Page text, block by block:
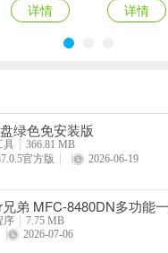
详情
详情
Canon佳能 PowerShot A310 WIA驱动
详情
AMD Mobility Radeon HD 2000/HD 3000/HD 4000/HD 5000系列移动显卡催化剂驱动
绿色免安装版
具
366.81 MB
官方版
2026-06-19
兄弟 MFC-8480DN多功能
序
7.75 MB
2026-07-06